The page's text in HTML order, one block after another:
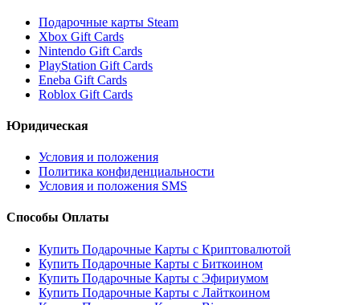
Подарочные карты Steam
Xbox Gift Cards
Nintendo Gift Cards
PlayStation Gift Cards
Eneba Gift Cards
Roblox Gift Cards
Юридическая
Условия и положения
Политика конфиденциальности
Условия и положения SMS
Способы Оплаты
Купить Подарочные Карты с Криптовалютой
Купить Подарочные Карты с Биткоином
Купить Подарочные Карты с Эфириумом
Купить Подарочные Карты с Лайткоином